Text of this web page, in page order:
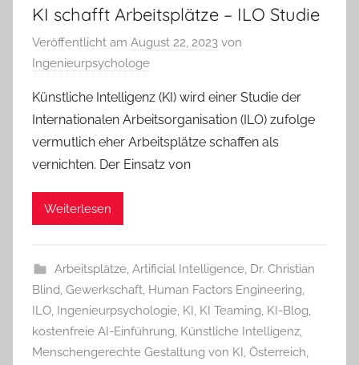
KI schafft Arbeitsplätze – ILO Studie
Veröffentlicht am August 22, 2023 von
Ingenieurpsychologe
Künstliche Intelligenz (KI) wird einer Studie der
Internationalen Arbeitsorganisation (ILO) zufolge
vermutlich eher Arbeitsplätze schaffen als
vernichten. Der Einsatz von
Weiterlesen
Arbeitsplätze, Artificial Intelligence, Dr. Christian
Blind, Gewerkschaft, Human Factors Engineering,
ILO, Ingenieurpsychologie, KI, KI Teaming, KI-Blog,
kostenfreie AI-Einführung, Künstliche Intelligenz,
Menschengerechte Gestaltung von KI, Österreich,